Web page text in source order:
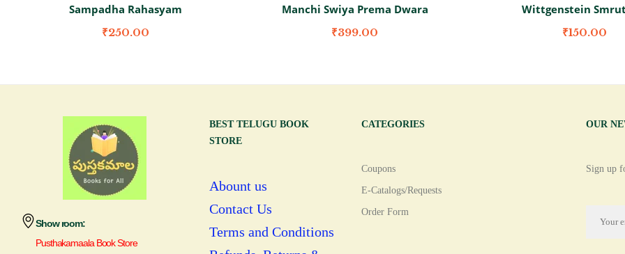
Sampadha Rahasyam
₹250.00
Manchi Swiya Prema Dwara
₹399.00
Wittgenstein
₹150.00
Show room:
Pusthakamaala Book Store
BEST TELUGU BOOK
STORE
Abount us
Contact Us
Terms and Conditions
CATEGORIES
Coupons
E-Catalogs/Requests
Order Form
OUR
Sign up